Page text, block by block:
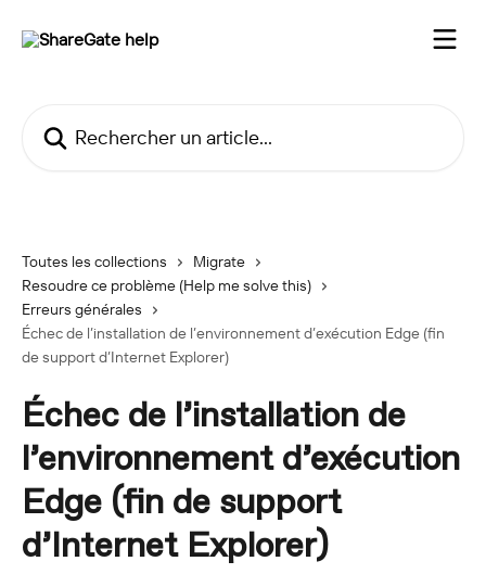
Toutes les collections
Migrate
Resoudre ce problème (Help me solve this)
Erreurs générales
Échec de l’installation de l’environnement d’exécution Edge (fin
de support d’Internet Explorer)
Échec de l’installation de
l’environnement d’exécution
Edge (fin de support
d’Internet Explorer)